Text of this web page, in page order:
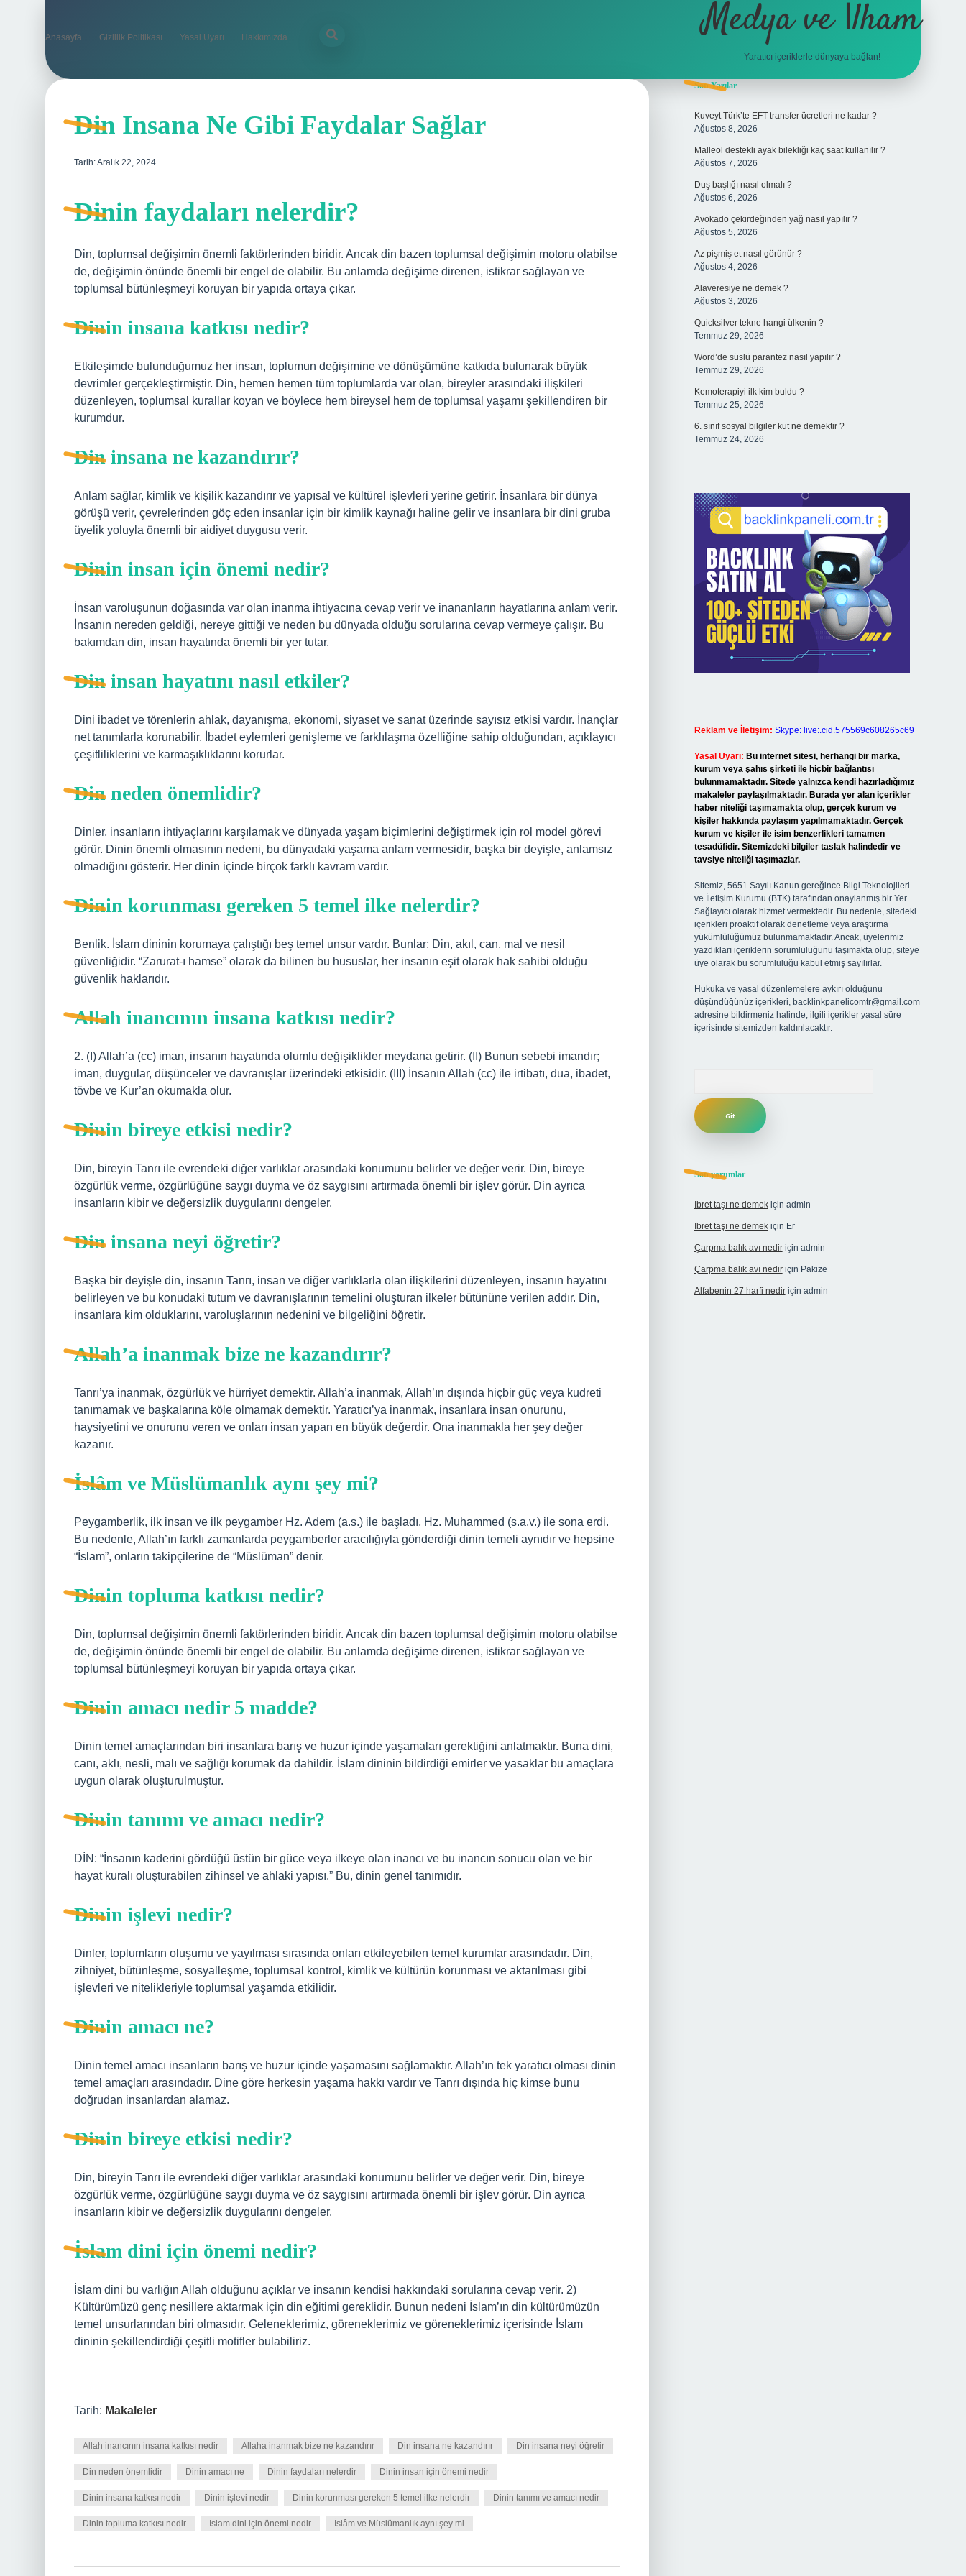
Anasayfa Gizlilik Politikası Yasal Uyarı Hakkımızda Medya ve İlham
Yaratıcı içeriklerle dünyaya bağlan!
Din Insana Ne Gibi Faydalar Sağlar
Tarih: Aralık 22, 2024
Dinin faydaları nelerdir?
Din, toplumsal değişimin önemli faktörlerinden biridir. Ancak din bazen toplumsal değişimin motoru olabilse
de, değişimin önünde önemli bir engel de olabilir. Bu anlamda değişime direnen, istikrar sağlayan ve
toplumsal bütünleşmeyi koruyan bir yapıda ortaya çıkar.
Dinin insana katkısı nedir?
Etkileşimde bulunduğumuz her insan, toplumun değişimine ve dönüşümüne katkıda bulunarak büyük
devrimler gerçekleştirmiştir. Din, hemen hemen tüm toplumlarda var olan, bireyler arasındaki ilişkileri
düzenleyen, toplumsal kurallar koyan ve böylece hem bireysel hem de toplumsal yaşamı şekillendiren bir
kurumdur.
Din insana ne kazandırır?
Anlam sağlar, kimlik ve kişilik kazandırır ve yapısal ve kültürel işlevleri yerine getirir. İnsanlara bir dünya
görüşü verir, çevrelerinden göç eden insanlar için bir kimlik kaynağı haline gelir ve insanlara bir dini gruba
üyelik yoluyla önemli bir aidiyet duygusu verir.
Dinin insan için önemi nedir?
İnsan varoluşunun doğasında var olan inanma ihtiyacına cevap verir ve inananların hayatlarına anlam verir.
İnsanın nereden geldiği, nereye gittiği ve neden bu dünyada olduğu sorularına cevap vermeye çalışır. Bu
bakımdan din, insan hayatında önemli bir yer tutar.
Din insan hayatını nasıl etkiler?
Dini ibadet ve törenlerin ahlak, dayanışma, ekonomi, siyaset ve sanat üzerinde sayısız etkisi vardır. İnançlar
net tanımlarla korunabilir. İbadet eylemleri genişleme ve farklılaşma özelliğine sahip olduğundan, açıklayıcı
çeşitliliklerini ve karmaşıklıklarını korurlar.
Din neden önemlidir?
Dinler, insanların ihtiyaçlarını karşılamak ve dünyada yaşam biçimlerini değiştirmek için rol model görevi
görür. Dinin önemli olmasının nedeni, bu dünyadaki yaşama anlam vermesidir, başka bir deyişle, anlamsız
olmadığını gösterir. Her dinin içinde birçok farklı kavram vardır.
Dinin korunması gereken 5 temel ilke nelerdir?
Benlik. İslam dininin korumaya çalıştığı beş temel unsur vardır. Bunlar; Din, akıl, can, mal ve nesil
güvenliğidir. “Zarurat-ı hamse” olarak da bilinen bu hususlar, her insanın eşit olarak hak sahibi olduğu
güvenlik haklarıdır.
Allah inancının insana katkısı nedir?
2. (I) Allah’a (cc) iman, insanın hayatında olumlu değişiklikler meydana getirir. (II) Bunun sebebi imandır;
iman, duygular, düşünceler ve davranışlar üzerindeki etkisidir. (III) İnsanın Allah (cc) ile irtibatı, dua, ibadet,
tövbe ve Kur’an okumakla olur.
Dinin bireye etkisi nedir?
Din, bireyin Tanrı ile evrendeki diğer varlıklar arasındaki konumunu belirler ve değer verir. Din, bireye
özgürlük verme, özgürlüğüne saygı duyma ve öz saygısını artırmada önemli bir işlev görür. Din ayrıca
insanların kibir ve değersizlik duygularını dengeler.
Din insana neyi öğretir?
Başka bir deyişle din, insanın Tanrı, insan ve diğer varlıklarla olan ilişkilerini düzenleyen, insanın hayatını
belirleyen ve bu konudaki tutum ve davranışlarının temelini oluşturan ilkeler bütününe verilen addır. Din,
insanlara kim olduklarını, varoluşlarının nedenini ve bilgeliğini öğretir.
Allah’a inanmak bize ne kazandırır?
Tanrı’ya inanmak, özgürlük ve hürriyet demektir. Allah’a inanmak, Allah’ın dışında hiçbir güç veya kudreti
tanımamak ve başkalarına köle olmamak demektir. Yaratıcı’ya inanmak, insanlara insan onurunu,
haysiyetini ve onurunu veren ve onları insan yapan en büyük değerdir. Ona inanmakla her şey değer
kazanır.
İslâm ve Müslümanlık aynı şey mi?
Peygamberlik, ilk insan ve ilk peygamber Hz. Adem (a.s.) ile başladı, Hz. Muhammed (s.a.v.) ile sona erdi.
Bu nedenle, Allah’ın farklı zamanlarda peygamberler aracılığıyla gönderdiği dinin temeli aynıdır ve hepsine
“İslam”, onların takipçilerine de “Müslüman” denir.
Dinin topluma katkısı nedir?
Din, toplumsal değişimin önemli faktörlerinden biridir. Ancak din bazen toplumsal değişimin motoru olabilse
de, değişimin önünde önemli bir engel de olabilir. Bu anlamda değişime direnen, istikrar sağlayan ve
toplumsal bütünleşmeyi koruyan bir yapıda ortaya çıkar.
Dinin amacı nedir 5 madde?
Dinin temel amaçlarından biri insanlara barış ve huzur içinde yaşamaları gerektiğini anlatmaktır. Buna dini,
canı, aklı, nesli, malı ve sağlığı korumak da dahildir. İslam dininin bildirdiği emirler ve yasaklar bu amaçlara
uygun olarak oluşturulmuştur.
Dinin tanımı ve amacı nedir?
DİN: “İnsanın kaderini gördüğü üstün bir güce veya ilkeye olan inancı ve bu inancın sonucu olan ve bir
hayat kuralı oluşturabilen zihinsel ve ahlaki yapısı.” Bu, dinin genel tanımıdır.
Dinin işlevi nedir?
Dinler, toplumların oluşumu ve yayılması sırasında onları etkileyebilen temel kurumlar arasındadır. Din,
zihniyet, bütünleşme, sosyalleşme, toplumsal kontrol, kimlik ve kültürün korunması ve aktarılması gibi
işlevleri ve nitelikleriyle toplumsal yaşamda etkilidir.
Dinin amacı ne?
Dinin temel amacı insanların barış ve huzur içinde yaşamasını sağlamaktır. Allah’ın tek yaratıcı olması dinin
temel amaçları arasındadır. Dine göre herkesin yaşama hakkı vardır ve Tanrı dışında hiç kimse bunu
doğrudan insanlardan alamaz.
Dinin bireye etkisi nedir?
Din, bireyin Tanrı ile evrendeki diğer varlıklar arasındaki konumunu belirler ve değer verir. Din, bireye
özgürlük verme, özgürlüğüne saygı duyma ve öz saygısını artırmada önemli bir işlev görür. Din ayrıca
insanların kibir ve değersizlik duygularını dengeler.
İslam dini için önemi nedir?
İslam dini bu varlığın Allah olduğunu açıklar ve insanın kendisi hakkındaki sorularına cevap verir. 2)
Kültürümüzü genç nesillere aktarmak için din eğitimi gereklidir. Bunun nedeni İslam’ın din kültürümüzün
temel unsurlarından biri olmasıdır. Geleneklerimiz, göreneklerimiz ve göreneklerimiz içerisinde İslam
dininin şekillendirdiği çeşitli motifler bulabiliriz.
Tarih: Makaleler
Allah inancının insana katkısı nedir Allaha inanmak bize ne kazandırır Din insana ne kazandırır Din insana neyi öğretir
Din neden önemlidir Dinin amacı ne Dinin faydaları nelerdir Dinin insan için önemi nedir
Dinin insana katkısı nedir Dinin işlevi nedir Dinin korunması gereken 5 temel ilke nelerdir Dinin tanımı ve amacı nedir
Dinin topluma katkısı nedir İslam dini için önemi nedir İslâm ve Müslümanlık aynı şey mi
Sidebar
Son Yazılar
Kuveyt Türk’te EFT transfer ücretleri ne kadar ?
Ağustos 8, 2026
Malleol destekli ayak bilekliği kaç saat kullanılır ?
Ağustos 7, 2026
Duş başlığı nasıl olmalı ?
Ağustos 6, 2026
Avokado çekirdeğinden yağ nasıl yapılır ?
Ağustos 5, 2026
Az pişmiş et nasıl görünür ?
Ağustos 4, 2026
Alaveresiye ne demek ?
Ağustos 3, 2026
Quicksilver tekne hangi ülkenin ?
Temmuz 29, 2026
Word’de süslü parantez nasıl yapılır ?
Temmuz 29, 2026
Kemoterapiyi ilk kim buldu ?
Temmuz 25, 2026
6. sınıf sosyal bilgiler kut ne demektir ?
Temmuz 24, 2026
Reklam ve İletişim: Skype: live:.cid.575569c608265c69
Yasal Uyarı: Bu internet sitesi, herhangi bir marka,
kurum veya şahıs şirketi ile hiçbir bağlantısı
bulunmamaktadır. Sitede yalnızca kendi hazırladığımız
makaleler paylaşılmaktadır. Burada yer alan içerikler
haber niteliği taşımamakta olup, gerçek kurum ve
kişiler hakkında paylaşım yapılmamaktadır. Gerçek
kurum ve kişiler ile isim benzerlikleri tamamen
tesadüfidir. Sitemizdeki bilgiler taslak halindedir ve
tavsiye niteliği taşımazlar.
Sitemiz, 5651 Sayılı Kanun gereğince Bilgi Teknolojileri
ve İletişim Kurumu (BTK) tarafından onaylanmış bir Yer
Sağlayıcı olarak hizmet vermektedir. Bu nedenle, sitedeki
içerikleri proaktif olarak denetleme veya araştırma
yükümlülüğümüz bulunmamaktadır. Ancak, üyelerimiz
yazdıkları içeriklerin sorumluluğunu taşımakta olup, siteye
üye olarak bu sorumluluğu kabul etmiş sayılırlar.
Hukuka ve yasal düzenlemelere aykırı olduğunu
düşündüğünüz içerikleri, backlinkpanelicomtr@gmail.com
adresine bildirmeniz halinde, ilgili içerikler yasal süre
içerisinde sitemizden kaldırılacaktır.
Son yorumlar
Ibret taşı ne demekiçin admin
Ibret taşı ne demekiçin Er
Çarpma balık avı nediriçin admin
Çarpma balık avı nediriçin Pakize
Alfabenin 27 harfi nediriçin admin